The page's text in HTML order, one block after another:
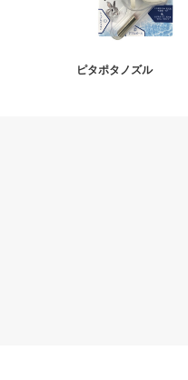
ピタポタノズル